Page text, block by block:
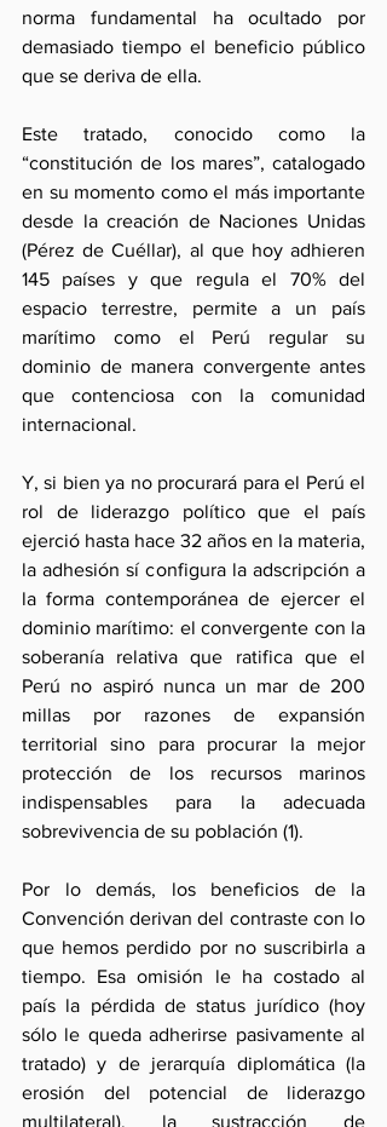
norma fundamental ha ocultado por
demasiado tiempo el beneficio público
que se deriva de ella.
Este tratado, conocido como la
“constitución de los mares”, catalogado
en su momento como el más importante
desde la creación de Naciones Unidas
(Pérez de Cuéllar), al que hoy adhieren
145 países y que regula el 70% del
espacio terrestre, permite a un país
marítimo como el Perú regular su
dominio de manera convergente antes
que contenciosa con la comunidad
internacional.
Y, si bien ya no procurará para el Perú el
rol de liderazgo político que el país
ejerció hasta hace 32 años en la materia,
la adhesión sí configura la adscripción a
la forma contemporánea de ejercer el
dominio marítimo: el convergente con la
soberanía relativa que ratifica que el
Perú no aspiró nunca un mar de 200
millas por razones de expansión
territorial sino para procurar la mejor
protección de los recursos marinos
indispensables para la adecuada
sobrevivencia de su población (1).
Por lo demás, los beneficios de la
Convención derivan del contraste con lo
que hemos perdido por no suscribirla a
tiempo. Esa omisión le ha costado al
país la pérdida de status jurídico (hoy
sólo le queda adherirse pasivamente al
tratado) y de jerarquía diplomática (la
erosión del potencial de liderazgo
multilateral), la sustracción de